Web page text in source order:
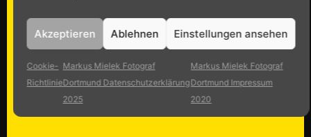
Akzeptieren Ablehnen Einstellungen ansehen
Cookie-
Richtlinie
Markus Mielek Fotograf
Dortmund Datenschutzerklärung
2025
Markus Mielek Fotograf
Dortmund Impressum
2020